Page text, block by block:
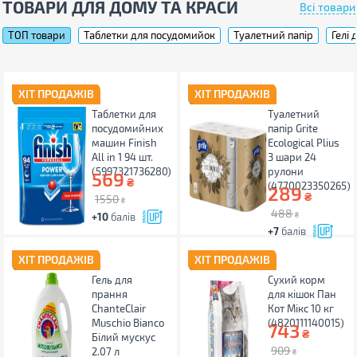
ТОВАРИ ДЛЯ ДОМУ ТА КРАСИ Всі товари
ТОП товари Таблетки для посудомийок Туалетний папір Гелі
ХІТ ПРОДАЖІВ
Таблетки для
посудомийних
машин Finish
All in 1 94 шт.
(5997321736280)
569 ₴
1550 ₴
+10балів
ХІТ ПРОДАЖІВ
Туалетний
папір Grite
Ecological Plius
3 шари 24
рулони
(4770023350265)
289₴
488 ₴
+7 балів
ХІТ ПРОДАЖІВ
Гель для
прання
ChanteClair
Muschio Bianco
Білий мускус
2.07 л
ХІТ ПРОДАЖІВ
Сухий корм
для кішок Пан
Кот Мікс 10 кг
(4820111140015)
743 ₴
909 ₴